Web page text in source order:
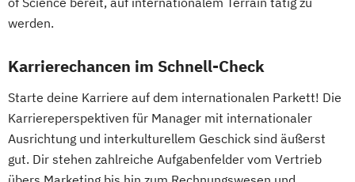
werden.
Karrierechancen im Schnell-Check
Starte deine Karriere auf dem internationalen Parkett! Die
Karriereperspektiven für Manager mit internationaler
Ausrichtung und interkulturellem Geschick sind äußerst
gut. Dir stehen zahlreiche Aufgabenfelder vom Vertrieb